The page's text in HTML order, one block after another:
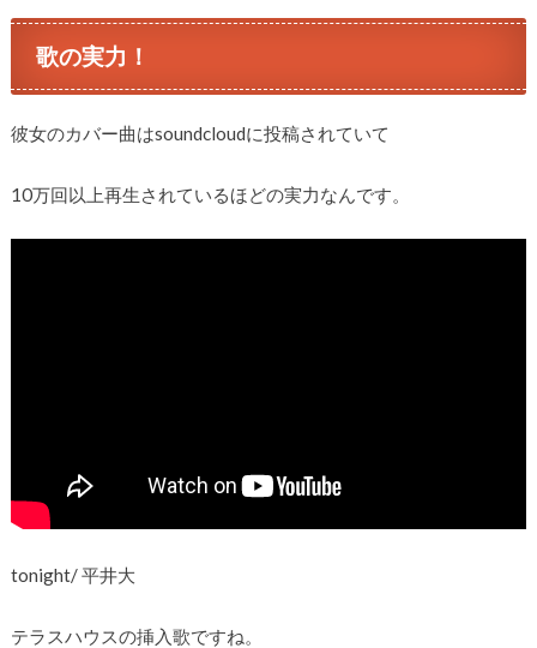
歌の実力！
彼女のカバー曲はsoundcloudに投稿されていて
10万回以上再生されているほどの実力なんです。
tonight/ 平井大
テラスハウスの挿入歌ですね。